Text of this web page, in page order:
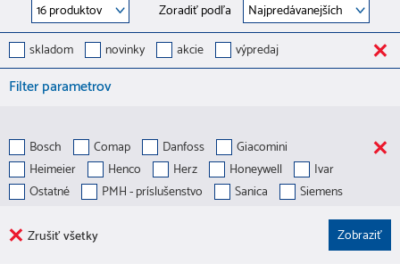
Zoradiť podľa
skladom
novinky akcie výpredaj
Filter parametrov
Bosch Comap Danfoss
Giacomini
Heimeier
Henco Herz Honeywell
Ivar
Ostatné
PMH - príslušenstvo Sanica Siemens
Zrušiť všetky